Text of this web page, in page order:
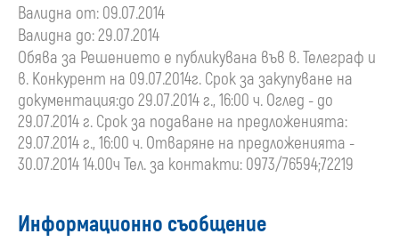
Валидна от: 09.07.2014
Валидна до: 29.07.2014
Обява за Решението е публикувана във в. Телеграф и
в. Конкурент на 09.07.2014г. Срок за закупуване на
документация:до 29.07.2014 г., 16:00 ч. Оглед - до
29.07.2014 г. Срок за подаване на предложенията:
29.07.2014 г., 16:00 ч. Отваряне на предложенията -
30.07.2014 14.00ч Тел. за контакти: 0973/76594;72219
Информационно съобщение